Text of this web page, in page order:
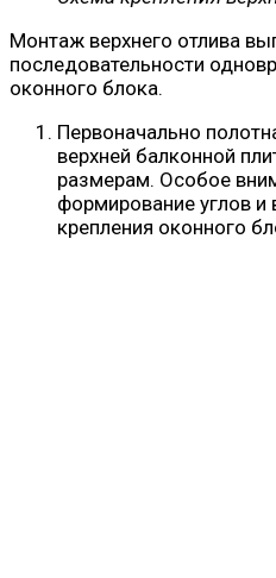
Монтаж верхнего отлива
последовательности
оконного блока.
Первоначально
верхней балконной
размерам. Особое
формирование углов и
крепления оконного